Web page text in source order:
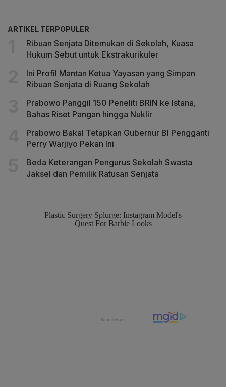
ARTIKEL TERPOPULER
Ribuan Senjata Ditemukan di Sekolah, Kuasa
Hukum Sebut untuk Ekstrakurikuler
Ini Profil Mantan Ketua Yayasan yang Simpan
Ribuan Senjata di Ruang Sekolah
Prabowo Panggil 150 Peneliti BRIN ke Istana,
Bahas Riset Pangan hingga Nuklir
Prabowo Bakal Tetapkan Gubernur BI Pengganti
Perry Warjiyo Pekan Ini
Beda Keterangan Pengurus Sekolah Swasta
Jaksel dan Pemilik Ratusan Senjata